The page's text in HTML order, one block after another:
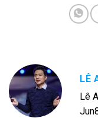
LÊ
Lê